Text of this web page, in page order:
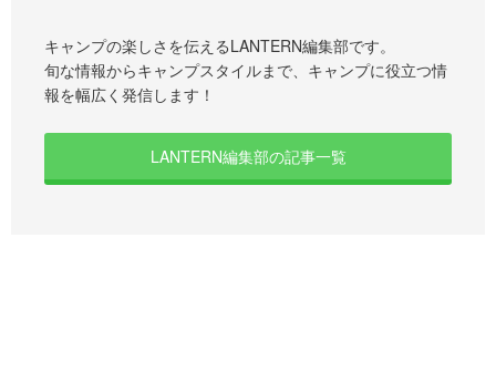
キャンプの楽しさを伝えるLANTERN編集部です。
旬な情報からキャンプスタイルまで、キャンプに役立つ情
報を幅広く発信します！
LANTERN編集部の記事一覧